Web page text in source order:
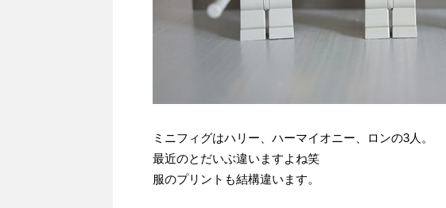
ミニフィグはハリー、ハーマイオニー、ロンの3人。
最近のとだいぶ違いますよね笑
服のプリントも結構違います。